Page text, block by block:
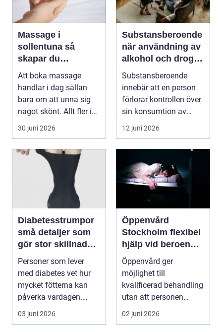
Massage i
sollentuna så
skapar du
återhämtning i
vardagen
Att boka massage
handlar i dag sällan
bara om att unna sig
något skönt. Allt fler i
Sollentuna söker...
30 juni 2026
Substansberoende
när användning av
alkohol och droger
tar över vardagen
Substansberoende
innebär att en person
förlorar kontrollen över
sin konsumtion av
alkohol, läkemedel...
12 juni 2026
Diabetesstrumpor
små detaljer som
gör stor skillnad
för känsliga fötter
Personer som lever
med diabetes vet hur
mycket fötterna kan
påverka vardagen.
Nedsatt känsel, sämre
03 juni 2026
Öppenvård
Stockholm flexibel
hjälp vid beroende
och annan
problematik
Öppenvård ger
möjlighet till
kvalificerad behandling
utan att personen
behöver lämna sitt
02 juni 2026